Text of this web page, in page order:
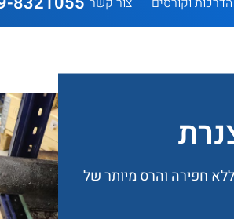
חפירה והרס מיותר של